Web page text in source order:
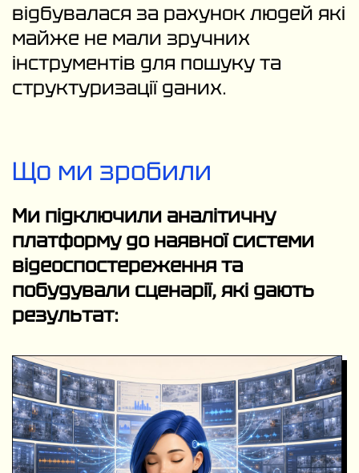
відбувалася за рахунок людей які
майже не мали зручних
інструментів для пошуку та
структуризації даних.
Що ми зробили
Ми підключили аналітичну
платформу до наявної системи
відеоспостереження та
побудували сценарії, які дають
результат: